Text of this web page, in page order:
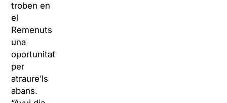
troben en
el
Remenuts
una
oportunitat
per
atraure’ls
abans.